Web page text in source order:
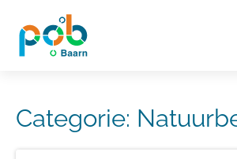
Categorie: